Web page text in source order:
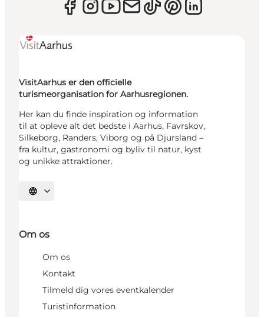
VisitAarhus er den officielle
turismeorganisation for Aarhusregionen.
Her kan du finde inspiration og information
til at opleve alt det bedste i Aarhus, Favrskov,
Silkeborg, Randers, Viborg og på Djursland –
fra kultur, gastronomi og byliv til natur, kyst
og unikke attraktioner.
Vælg sprog
Om os
Om os
Kontakt
Tilmeld dig vores eventkalender
Turistinformation